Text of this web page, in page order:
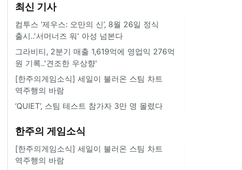
최신 기사
컴투스 ‘제우스: 오만의 신’, 8월 26일 정식
출시..'서머너즈 워' 아성 넘본다
그라비티, 2분기 매출 1,619억에 영업익 276억
원 기록..'견조한 우상향'
[한주의게임소식] 세일이 불러온 스팀 차트
역주행의 바람
‘QUIET’, 스팀 테스트 참가자 3만 명 몰렸다
한주의 게임소식
[한주의게임소식] 세일이 불러온 스팀 차트
역주행의 바람